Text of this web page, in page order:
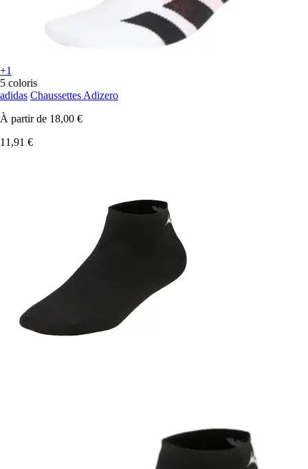
+1
5 coloris
adidas Chaussettes Adizero
À partir de 18,00 €
11,91 €